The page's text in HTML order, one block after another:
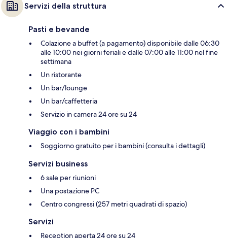
Servizi della struttura
Pasti e bevande
Colazione a buffet (a pagamento) disponibile dalle 06:30
alle 10:00 nei giorni feriali e dalle 07:00 alle 11:00 nel fine
settimana
Un ristorante
Un bar/lounge
Un bar/caffetteria
Servizio in camera 24 ore su 24
Viaggio con i bambini
Soggiorno gratuito per i bambini (consulta i dettagli)
Servizi business
6 sale per riunioni
Una postazione PC
Centro congressi (257 metri quadrati di spazio)
Servizi
Reception aperta 24 ore su 24